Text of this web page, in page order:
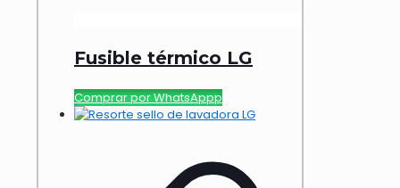
Fusible térmico LG
Comprar por WhatsAppp